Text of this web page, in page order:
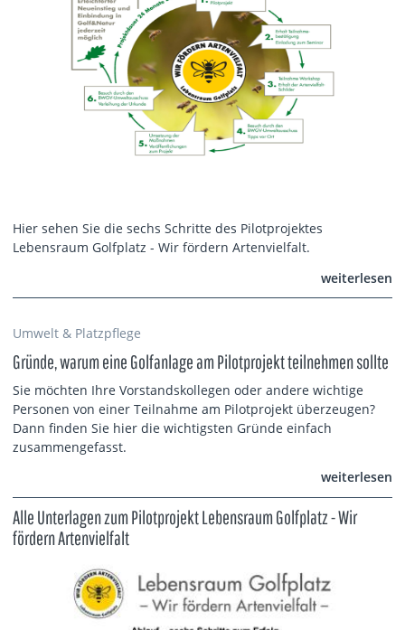
Hier sehen Sie die sechs Schritte des Pilotprojektes
Lebensraum Golfplatz - Wir fördern Artenvielfalt.
weiterlesen
Umwelt & Platzpflege
Gründe, warum eine Golfanlage am Pilotprojekt teilnehmen sollte
Sie möchten Ihre Vorstandskollegen oder andere wichtige
Personen von einer Teilnahme am Pilotprojekt überzeugen?
Dann finden Sie hier die wichtigsten Gründe einfach
zusammengefasst.
weiterlesen
Alle Unterlagen zum Pilotprojekt Lebensraum Golfplatz - Wir
fördern Artenvielfalt